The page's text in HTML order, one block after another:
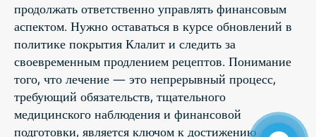
продолжать ответственно управлять финансовым
аспектом. Нужно оставаться в курсе обновлений в
политике покрытия Клалит и следить за
своевременным продлением рецептов. Понимание
того, что лечение — это непрерывный процесс,
требующий обязательств, тщательного
медицинского наблюдения и финансовой
подготовки, является ключом к достижению